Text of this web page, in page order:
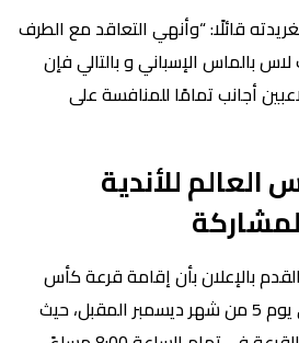
قائلًا: “وأنهي التعاقد مع الطرف
لاس بالماس الإسباني و بالتالي فإن
أجانب تمامًا للمنافسة على
للأندية
بالإعلان بأن إقامة قرعة كأس
العالم للأندية ستكون في يوم 5 من شهر ديسمبر المقبل، حيث